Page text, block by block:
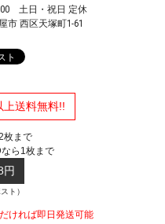
土日・祝日 定休
市 西区天塚町1-61
上送料無料!!
枚まで
ら1枚まで
円
ト）
ければ即日発送可能